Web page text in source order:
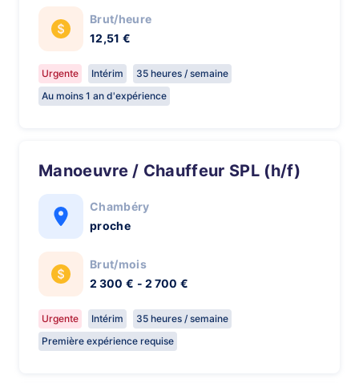
Brut/heure
12,51 €
Urgente Intérim
35 heures / semaine
Au moins 1 an d'expérience
Manoeuvre / Chauffeur SPL (h/f)
Chambéry
proche
Brut/mois
2 300 € - 2 700 €
Urgente Intérim
35 heures / semaine
Première expérience requise